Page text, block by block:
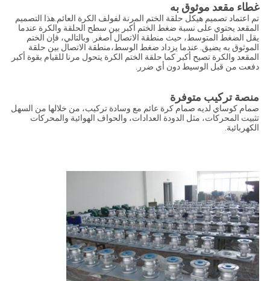
غطاء مقعد موثوق به
تم اعتماد تصميم هيكل حلقة الختم المرنة لفولف الكرة العائم.هذا التصميم
المقعد يحتوي على نسبة ضغط الختم أكبر بين سطح الحلقة والكرة عندما
يقل الضغط المتوسط، حيث منطقة الاتصال أصغر. وبالتالي، فإن الختم
الموثوق به يضيق. عندما يزداد ضغط الوسط،منطقة الاتصال بين حلقة
المقعد والكرة تصبح أكبر كما حلقة الختم الكرة يتحول مرنا للقيام بقوة أكبر
دفعت من قبل الوسيط دون أي ضرر.
منصة تركيب متوفرة
صمام كوساي لديه صمام كرة عائم مع وسادة تركيب، من خلالها من السهل
تثبيت المحركات، مثل الدودة العدادات، والحواف الهوائية والمحركات
الكهربائية.